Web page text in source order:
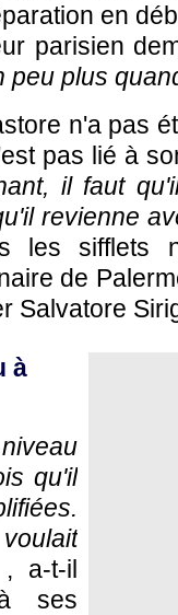
en
parisien
peu plus
n'a pas
pas lié à
il faut
revienne
les sifflets
de
Salvatore
à
qu'il
a-t-il
ses